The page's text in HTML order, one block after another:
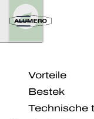
Vorteile
Bestek
Technische